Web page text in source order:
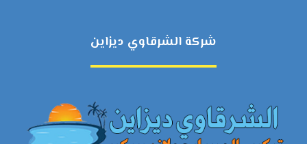
شركة الشرقاوي ديزاين